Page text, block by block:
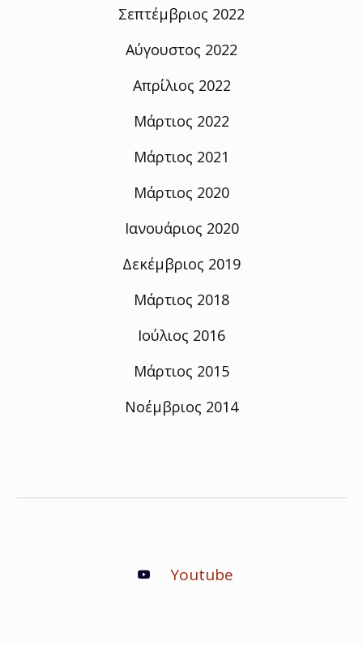
Σεπτέμβριος 2022
Αύγουστος 2022
Απρίλιος 2022
Μάρτιος 2022
Μάρτιος 2021
Μάρτιος 2020
Ιανουάριος 2020
Δεκέμβριος 2019
Μάρτιος 2018
Ιούλιος 2016
Μάρτιος 2015
Νοέμβριος 2014
Youtube